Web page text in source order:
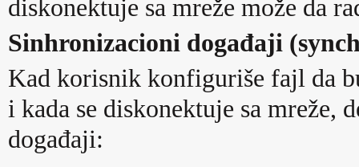
diskonektuje sa mreže može da
Sinhronizacioni događaji
Kad korisnik konfiguriše fajl da
i kada se diskonektuje sa mreže,
događaji: